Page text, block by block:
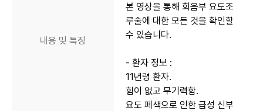
내용 및 특징
본 영상을 통해 회음부 요도조
루술에 대한 모든 것을 확인할
수 있습니다.
- 환자 정보 :
11년령 환자.
힘이 없고 무기력함.
요도 폐색으로 인한 급성 신부